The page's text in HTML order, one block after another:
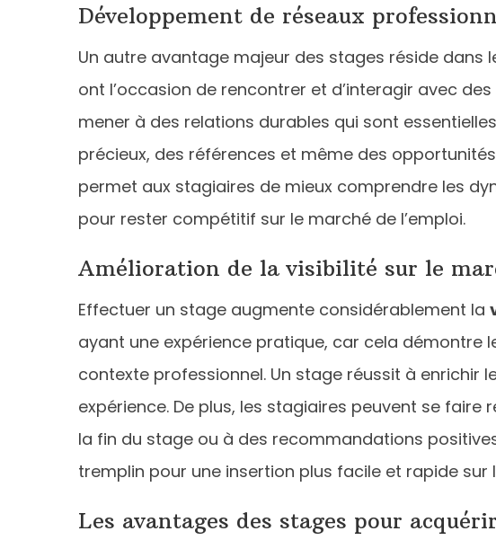
Développement de réseaux
Un autre avantage majeur des stages réside dans
ont l’occasion de rencontrer et d’interagir avec
mener à des relations durables qui sont
précieux, des références et même des
permet aux stagiaires de mieux comprendre les
pour rester compétitif sur le marché de l’emploi.
Amélioration de la visibilité sur le
Effectuer un stage augmente considérablement la
ayant une expérience pratique, car cela
contexte professionnel. Un stage réussit à
expérience. De plus, les stagiaires peuvent se
la fin du stage ou à des recommandations
tremplin pour une insertion plus facile et rapide sur
Les avantages des stages pour